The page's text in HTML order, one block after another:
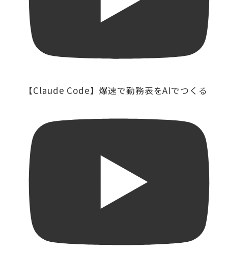
【Claude Code】爆速で勤務表をAIでつくる